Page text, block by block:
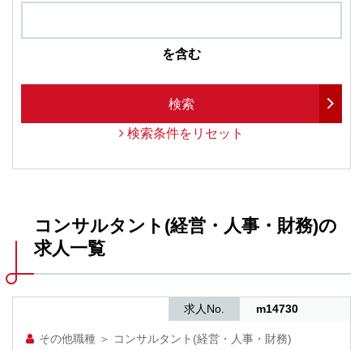
を含む
検索
検索条件をリセット
コンサルタント(経営・人事・財務)の
求人一覧
その他職種 ＞ コンサルタント(経営・人事・財務)
求人No. m14730